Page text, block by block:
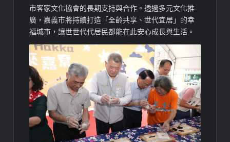
市客家文化協會的長期支持與合作。透過多元文化推
廣，嘉義市將持續打造「全齡共享、世代宜居」的幸
福城市，讓世世代代居民都能在此安心成長與生活。